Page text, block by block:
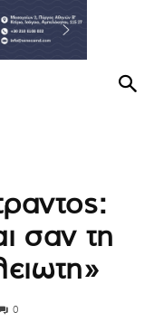
σαν τη
0